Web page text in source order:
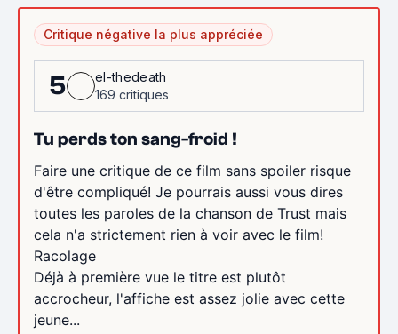
Critique négative la plus appréciée
5
el-thedeath
169 critiques
Tu perds ton sang-froid !
Faire une critique de ce film sans spoiler risque
d'être compliqué! Je pourrais aussi vous dires
toutes les paroles de la chanson de Trust mais
cela n'a strictement rien à voir avec le film!
Racolage
Déjà à première vue le titre est plutôt
accrocheur, l'affiche est assez jolie avec cette
jeune...